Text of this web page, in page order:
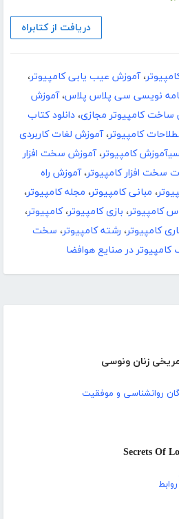
زنان ونوسی
روانشناسی و موفقیت
دریافت از کتابراه
،آموزش عیب یابی کامپیوتر،
نویسی سی پلاس پلاس،آموزش
ساخت کامپیوتر مجازی، دانلود کتاب
کامپیوتر،آموزش لغات کاربردی
کامپیوتر،آموزش سخت افزار
سخت افزار کامپیوتر،آموزش راه
، مبانی کامپیوتر، مجله کامپیوتر،
کامپیوتر، بازی کامپیوتر،کامپیوتر،
کامپیوتر، رشته کامپیوتر، سخت
در صنایع هوافضا